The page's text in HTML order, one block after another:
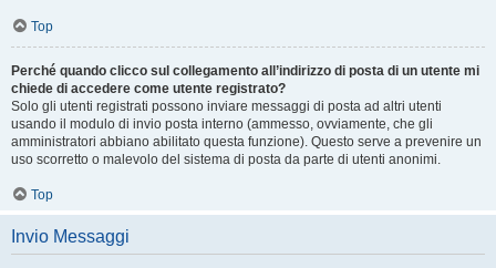
Top
Perché quando clicco sul collegamento all’indirizzo di posta di un utente mi
chiede di accedere come utente registrato?
Solo gli utenti registrati possono inviare messaggi di posta ad altri utenti
usando il modulo di invio posta interno (ammesso, ovviamente, che gli
amministratori abbiano abilitato questa funzione). Questo serve a prevenire un
uso scorretto o malevolo del sistema di posta da parte di utenti anonimi.
Top
Invio Messaggi